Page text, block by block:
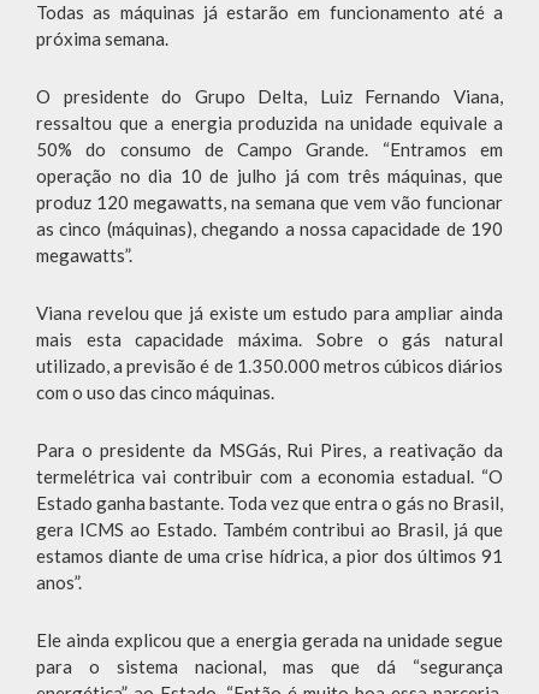
Todas as máquinas já estarão em funcionamento até a
próxima semana.
O presidente do Grupo Delta, Luiz Fernando Viana,
ressaltou que a energia produzida na unidade equivale a
50% do consumo de Campo Grande. “Entramos em
operação no dia 10 de julho já com três máquinas, que
produz 120 megawatts, na semana que vem vão funcionar
as cinco (máquinas), chegando a nossa capacidade de 190
megawatts”.
Viana revelou que já existe um estudo para ampliar ainda
mais esta capacidade máxima. Sobre o gás natural
utilizado, a previsão é de 1.350.000 metros cúbicos diários
com o uso das cinco máquinas.
Para o presidente da MSGás, Rui Pires, a reativação da
termelétrica vai contribuir com a economia estadual. “O
Estado ganha bastante. Toda vez que entra o gás no Brasil,
gera ICMS ao Estado. Também contribui ao Brasil, já que
estamos diante de uma crise hídrica, a pior dos últimos 91
anos”.
Ele ainda explicou que a energia gerada na unidade segue
para o sistema nacional, mas que dá “segurança